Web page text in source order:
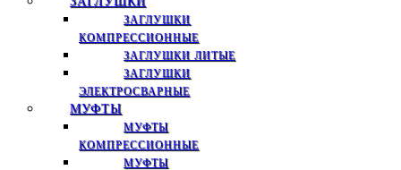
ЗАГЛУШКИ
КОМПРЕССИОННЫЕ
ЗАГЛУШКИ ЛИТЫЕ
ЗАГЛУШКИ
ЭЛЕКТРОСВАРНЫЕ
МУФТЫ
МУФТЫ
КОМПРЕССИОННЫЕ
МУФТЫ